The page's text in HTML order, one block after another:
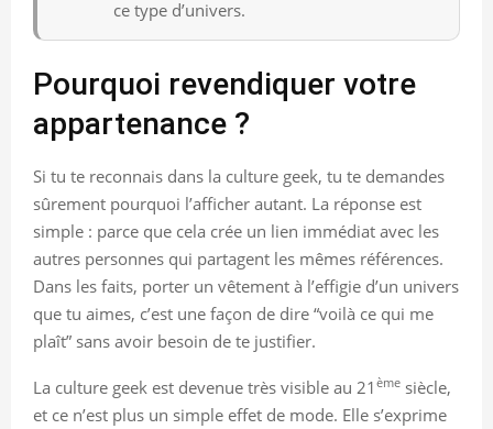
ce type d’univers.
Pourquoi revendiquer votre
appartenance ?
Si tu te reconnais dans la culture geek, tu te demandes
sûrement pourquoi l’afficher autant. La réponse est
simple : parce que cela crée un lien immédiat avec les
autres personnes qui partagent les mêmes références.
Dans les faits, porter un vêtement à l’effigie d’un univers
que tu aimes, c’est une façon de dire “voilà ce qui me
plaît” sans avoir besoin de te justifier.
La culture geek est devenue très visible au 21 ème siècle,
et ce n’est plus un simple effet de mode. Elle s’exprime